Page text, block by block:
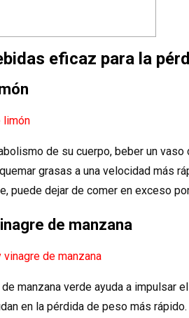
eficaz para la
de su cuerpo, beber un
grasas a una velocidad más
puede dejar de comer en exceso
de manzana
manzana verde ayuda a impulsar
en la pérdida de peso más